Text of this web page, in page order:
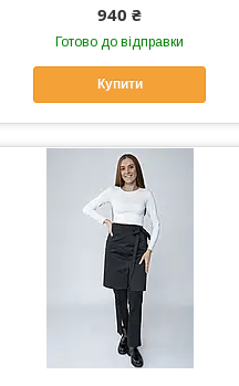
940 ₴
Готово до відправки
Купити